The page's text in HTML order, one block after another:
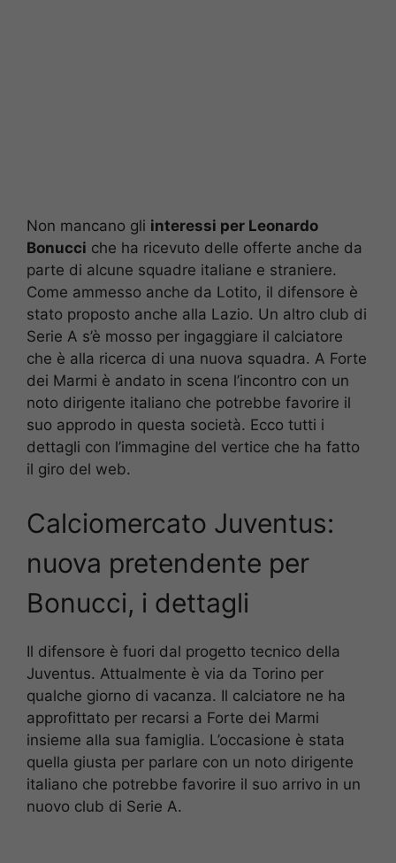
Non mancano gli interessi per Leonardo
Bonucci che ha ricevuto delle offerte anche da
parte di alcune squadre italiane e straniere.
Come ammesso anche da Lotito, il difensore è
stato proposto anche alla Lazio. Un altro club di
Serie A s’è mosso per ingaggiare il calciatore
che è alla ricerca di una nuova squadra. A Forte
dei Marmi è andato in scena l’incontro con un
noto dirigente italiano che potrebbe favorire il
suo approdo in questa società. Ecco tutti i
dettagli con l’immagine del vertice che ha fatto
il giro del web.
Calciomercato Juventus:
nuova pretendente per
Bonucci, i dettagli
Il difensore è fuori dal progetto tecnico della
Juventus. Attualmente è via da Torino per
qualche giorno di vacanza. Il calciatore ne ha
approfittato per recarsi a Forte dei Marmi
insieme alla sua famiglia. L’occasione è stata
quella giusta per parlare con un noto dirigente
italiano che potrebbe favorire il suo arrivo in un
nuovo club di Serie A.